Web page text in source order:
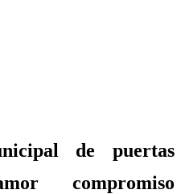
de puertas
compromiso